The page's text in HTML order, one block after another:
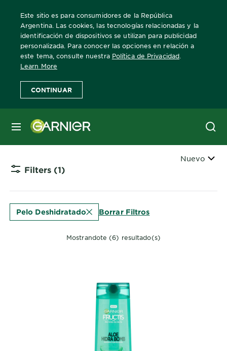
Este sitio es para consumidores de la República
Argentina. Las cookies, las tecnologías relacionadas y la
identificación de dispositivos se utilizan para publicidad
personalizada. Para conocer las opciones en relación a
este tema, consulte nuestra Política de Privacidad
Learn More
CONTINUAR
MENÚ
Home Fructis
Pelo Deshidratado
el pelo Fructis.
Filters (1)
Ordenar
Nuevo
Pelo Deshidratado Borrar Filtros
Mostrandote (6) resultado(s)